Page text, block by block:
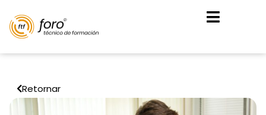
Retornar